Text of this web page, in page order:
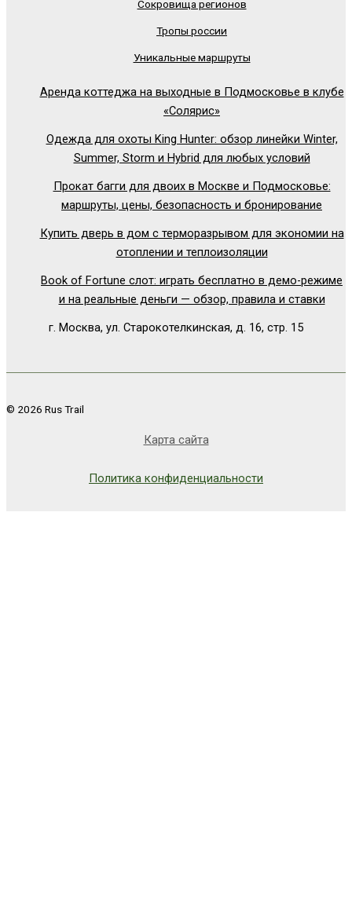
Сокровища регионов
Тропы россии
Уникальные маршруты
Аренда коттеджа на выходные в Подмосковье в клубе
«Солярис»
Одежда для охоты King Hunter: обзор линейки Winter,
Summer, Storm и Hybrid для любых условий
Прокат багги для двоих в Москве и Подмосковье:
маршруты, цены, безопасность и бронирование
Купить дверь в дом с терморазрывом для экономии на
отоплении и теплоизоляции
Book of Fortune слот: играть бесплатно в демо-режиме
и на реальные деньги — обзор, правила и ставки
г. Москва, ул. Старокотелкинская, д. 16, стр. 15
© 2026 Rus Trail
Карта сайта
Политика конфиденциальности